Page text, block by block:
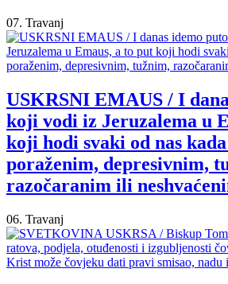
07. Travanj
USKRSNI EMAUS / I
koji vodi iz Jeruzalema u
koji hodi svaki od nas kada
poraženim, depresivnim,
razočaranim ili
06. Travanj